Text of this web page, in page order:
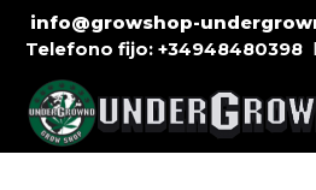
info@growshop-
Telefono fijo: +34948480398